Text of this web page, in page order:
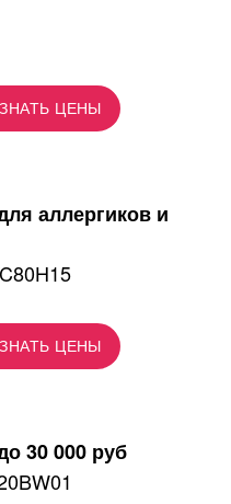
ЦЕНЫ
аллергиков и
ЦЕНЫ
30 000 руб